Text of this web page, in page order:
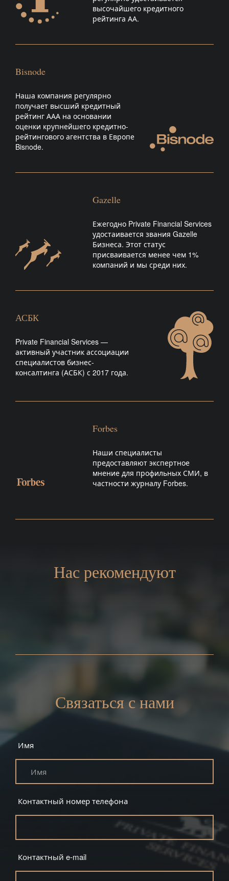
высочайшего кредитного
рейтинга АА.
Bisnode
Наша компания регулярно
получает высший кредитный
рейтинг ААА на основании
оценки крупнейшего кредитно-
рейтингового агентства в Европе
Bisnode.
Gazelle
Ежегодно Private Financial Services
удостаивается звания Gazelle
Бизнеса. Этот статус
присваивается менее чем 1%
компаний и мы среди них.
АСБК
Private Financial Services —
активный участник ассоциации
специалистов бизнес-
консалтинга (АСБК) с 2017 года.
Forbes
Наши специалисты
предоставляют экспертное
мнение для профильных СМИ, в
частности журналу Forbes.
Нас рекомендуют
Связаться с нами
Имя
Контактный номер телефона
Контактный e-mail